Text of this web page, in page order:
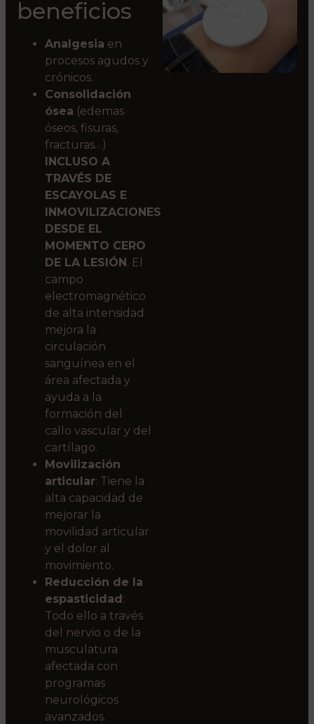
beneficios
Analgesia en
procesos agudos y
crónicos.
Consolidación
ósea (edemas
óseos, fisuras,
fracturas…)
INCLUSO A
TRAVÉS DE
ESCAYOLAS E
INMOVILIZACIONES
DESDE EL
MOMENTO CERO
DE LA LESIÓN. El
campo
electromagnético
de alta intensidad
mejora la
circulación
sanguínea en el
área afectada y
ayuda a la
formación del
callo vascular y del
cartílago.
Movilización
articular: Tiene la
alta capacidad de
mejorar la
movilidad articular
y el dolor al
movimiento.
Reducción de la
espasticidad:
Todo ello a través
del nervio o de la
musculatura
afectada con
programas
neurológicos
avanzados.